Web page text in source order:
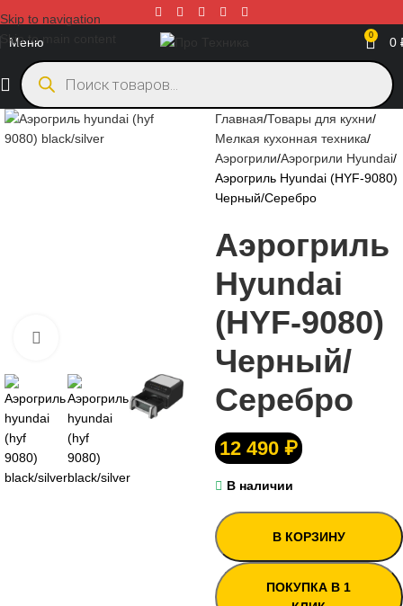
Skip to navigation
Skip to main content
Меню 0 0
Нажмите, чтобы увеличить
Главная Товары для кухни
Мелкая кухонная техника
Аэрогрили Аэрогрили Hyundai
Аэрогриль Hyundai (HYF-9080)
Черный/Серебро
Аэрогриль
Hyundai
(HYF-9080)
Черный/
Серебро
12 490 ₽
В наличии
В КОРЗИНУ
ПОКУПКА В 1